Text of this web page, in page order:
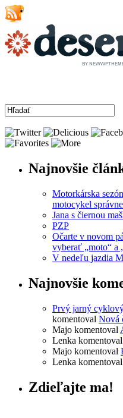
Najnovšie
Motorkárska
motocykel správne
Jana s čiernou
PZP
Očarte v novom
vyberať „moto“ a
V nedeľu jazdia
Najnovšie
Prvý jarný
komentoval Nová
Majo komentoval
Lenka komentoval
Majo komentoval
Lenka komentoval
Zdieľajte ma!